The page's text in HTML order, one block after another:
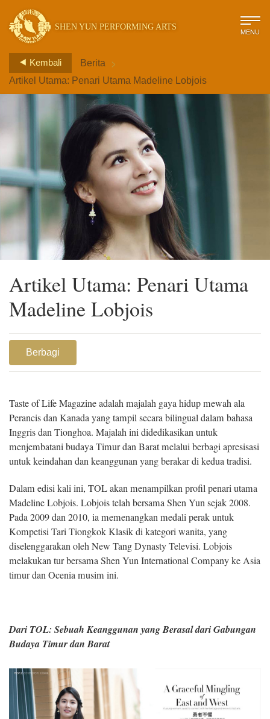
SHEN YUN PERFORMING ARTS MENU
Kembali Berita >
Artikel Utama: Penari Utama Madeline Lobjois
Artikel Utama: Penari Utama
Madeline Lobjois
Berbagi
Taste of Life Magazine adalah majalah gaya hidup mewah ala
Perancis dan Kanada yang tampil secara bilingual dalam bahasa
Inggris dan Tionghoa. Majalah ini didedikasikan untuk
menjembatani budaya Timur dan Barat melalui berbagi apresisasi
untuk keindahan dan keanggunan yang berakar di kedua tradisi.
Dalam edisi kali ini, TOL akan menampilkan profil penari utama
Madeline Lobjois. Lobjois telah bersama Shen Yun sejak 2008.
Pada 2009 dan 2010, ia memenangkan medali perak untuk
Kompetisi Tari Tiongkok Klasik di kategori wanita, yang
diselenggarakan oleh New Tang Dynasty Televisi. Lobjois
melakukan tur bersama Shen Yun International Company ke Asia
timur dan Ocenia musim ini.
Dari TOL: Sebuah Keanggunan yang Berasal dari Gabungan
Budaya Timur dan Barat